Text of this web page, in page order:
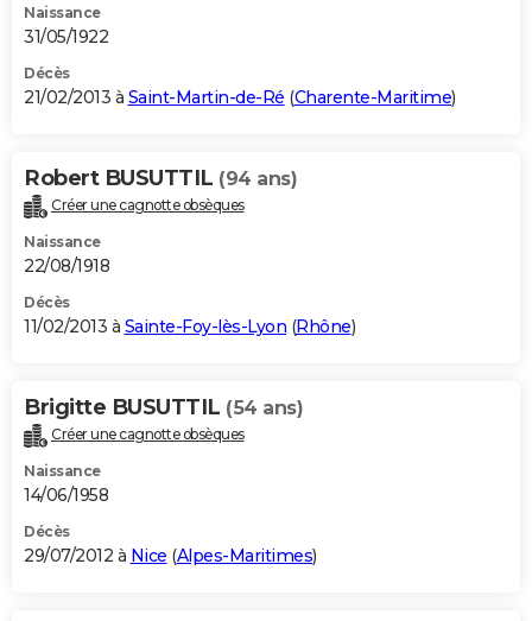
Naissance
31/05/1922
Décès
21/02/2013 à Saint-Martin-de-Ré (Charente-Maritime)
Robert BUSUTTIL (94 ans)
Créer une cagnotte obsèques
Naissance
22/08/1918
Décès
11/02/2013 à Sainte-Foy-lès-Lyon (Rhône)
Brigitte BUSUTTIL (54 ans)
Créer une cagnotte obsèques
Naissance
14/06/1958
Décès
29/07/2012 à Nice (Alpes-Maritimes)